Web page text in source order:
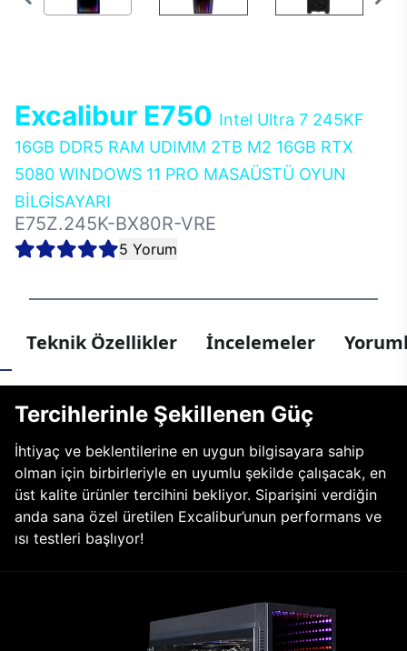
Excalibur E750 Intel Ultra 7 245KF
16GB DDR5 RAM UDIMM 2TB M2 16GB RTX
5080 WINDOWS 11 PRO MASAÜSTÜ OYUN
BİLGİSAYARI
E75Z.245K-BX80R-VRE
5 Yorum
Teknik Özellikler İncelemeler
Tercihlerinle Şekillenen Güç
İhtiyaç ve beklentilerine en uygun bilgisayara sahip
olman için birbirleriyle en uyumlu şekilde çalışacak, en
üst kalite ürünler tercihini bekliyor. Siparişini verdiğin
anda sana özel üretilen Excalibur’unun performans ve
ısı testleri başlıyor!